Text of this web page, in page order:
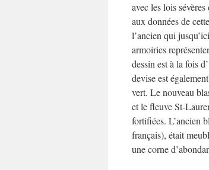
avec les lois
aux données de
l’ancien qui
armoiries
dessin est à la fois
devise est
vert. Le nouveau
et le fleuve St-
fortifiées. L’ancien
français), était
une corne